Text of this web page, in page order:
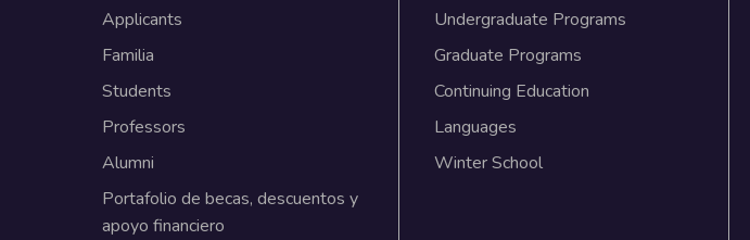
Applicants
Familia
Students
Professors
Alumni
Portafolio de becas, descuentos y
apoyo financiero
Undergraduate Programs
Graduate Programs
Continuing Education
Languages
Winter School